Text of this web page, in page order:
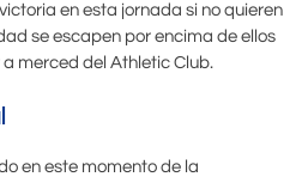
en esta jornada si no quieren
se escapen por encima de ellos
merced del Athletic Club.
en este momento de la